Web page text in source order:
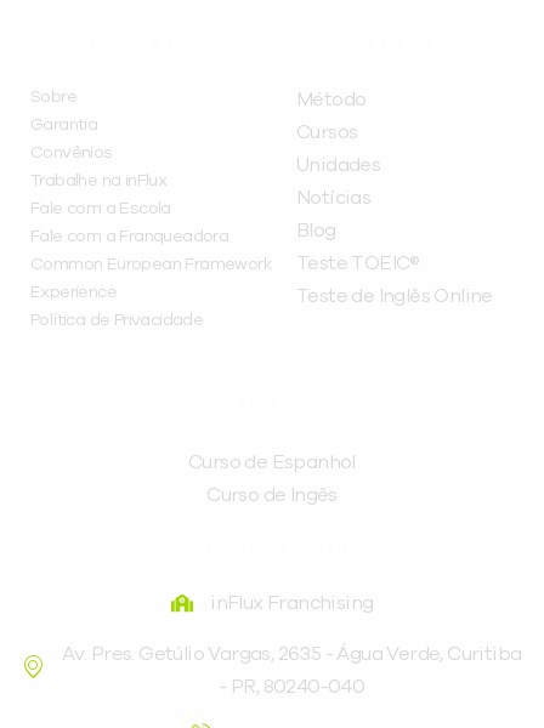
Sobre
Garantia
Convênios
Trabalhe na inFlux
Fale com a Escola
Fale com a Franqueadora
Common European Framework
Experience
Política de Privacidade
Método
Cursos
Unidades
Notícias
Blog
Teste TOEIC®
Teste de Inglês Online
Curso de Espanhol
Curso de Ingês
inFlux Franchising
Av. Pres. Getúlio Vargas, 2635 - Água Verde, Curitiba
- PR, 80240-040